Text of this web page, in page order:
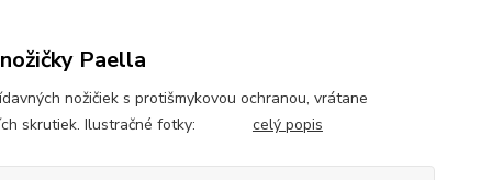
Paella
nožičiek s protišmykovou ochranou, vrátane
skrutiek. Ilustračné fotky: celý popis